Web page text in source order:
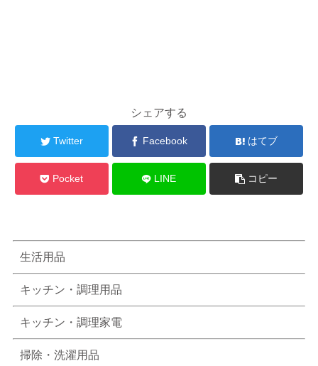
シェアする
Twitter Facebook はてブ
Pocket LINE コピー
生活用品
キッチン・調理用品
キッチン・調理家電
掃除・洗濯用品